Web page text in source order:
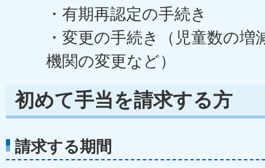
・有期再認定の手続き
・変更の手続き（児童数の増
機関の変更など）
初めて手当を請求する方
請求する期間